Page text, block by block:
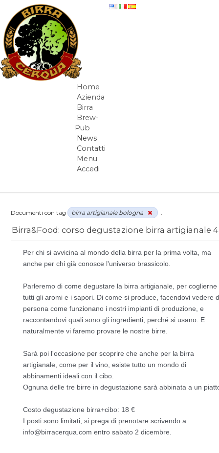
Salta al contenuto
Navigazione
Home
Azienda
Birra
Brew-
Pub
News
Contatti
Menu
Accedi
Elementi Navigazione
News / birra artigianale bologna
Documenti con tag birra artigianale bologna
Per chi si avvicina al mondo della birra per la prima volta, ma
anche per chi già conosce l'universo brassicolo.
Parleremo di come degustare la birra artigianale, per coglierne
tutti gli aromi e i sapori. Di come si produce, facendovi vedere
persona come funzionano i nostri impianti di produzione, e
raccontandovi quali sono gli ingredienti, perché si usano. E
naturalmente vi faremo provare le nostre birre.
Sarà poi l'occasione per scoprire che anche per la birra
artigianale, come per il vino, esiste tutto un mondo di
abbinamenti ideali con il cibo.
Ognuna delle tre birre in degustazione sarà abbinata a un
Costo degustazione birra+cibo: 18 €
I posti sono limitati, si prega di prenotare scrivendo a
info@birracerqua.com entro sabato 2 dicembre.